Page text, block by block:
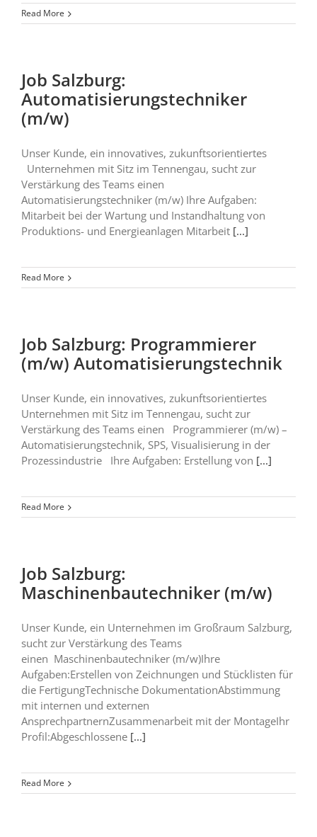
Read More
Job Salzburg:
Automatisierungstechniker
(m/w)
Unser Kunde, ein innovatives, zukunftsorientiertes
Unternehmen mit Sitz im Tennengau, sucht zur
Verstärkung des Teams einen
Automatisierungstechniker (m/w) Ihre Aufgaben:
Mitarbeit bei der Wartung und Instandhaltung von
Produktions- und Energieanlagen Mitarbeit [...]
Read More
Job Salzburg: Programmierer
(m/w) Automatisierungstechnik
Unser Kunde, ein innovatives, zukunftsorientiertes
Unternehmen mit Sitz im Tennengau, sucht zur
Verstärkung des Teams einen Programmierer (m/w) –
Automatisierungstechnik, SPS, Visualisierung in der
Prozessindustrie Ihre Aufgaben: Erstellung von [...]
Read More
Job Salzburg:
Maschinenbautechniker (m/w)
Unser Kunde, ein Unternehmen im Großraum Salzburg,
sucht zur Verstärkung des Teams
einen Maschinenbautechniker (m/w)Ihre
Aufgaben:Erstellen von Zeichnungen und Stücklisten für
die FertigungTechnische DokumentationAbstimmung
mit internen und externen
AnsprechpartnernZusammenarbeit mit der MontageIhr
Profil:Abgeschlossene [...]
Read More